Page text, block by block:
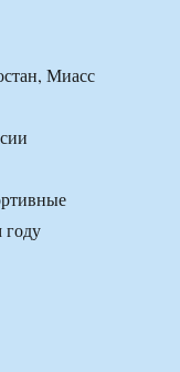
Миасс